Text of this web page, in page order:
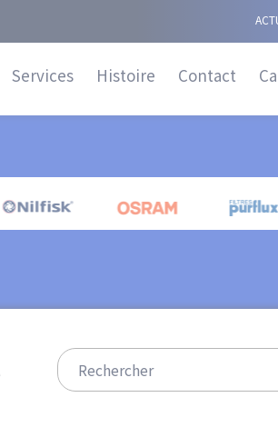
Navigation
principale
Services Histoire Contact